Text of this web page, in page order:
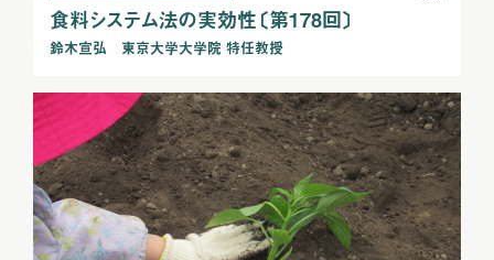
食料システム法の実効性〔第178回〕
鈴木宣弘 東京大学大学院 特任教授